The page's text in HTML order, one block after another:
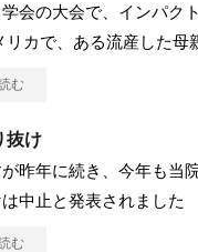
会の大会で、インパク
リカで、ある流産した母
む
抜け
昨年に続き、今年も当
中止と発表されました
む